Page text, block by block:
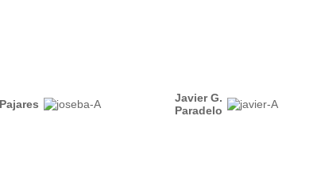
Javier G.
Paradelo